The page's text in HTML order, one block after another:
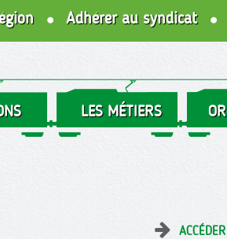
Adhérer au syndicat
LES MÉTIERS